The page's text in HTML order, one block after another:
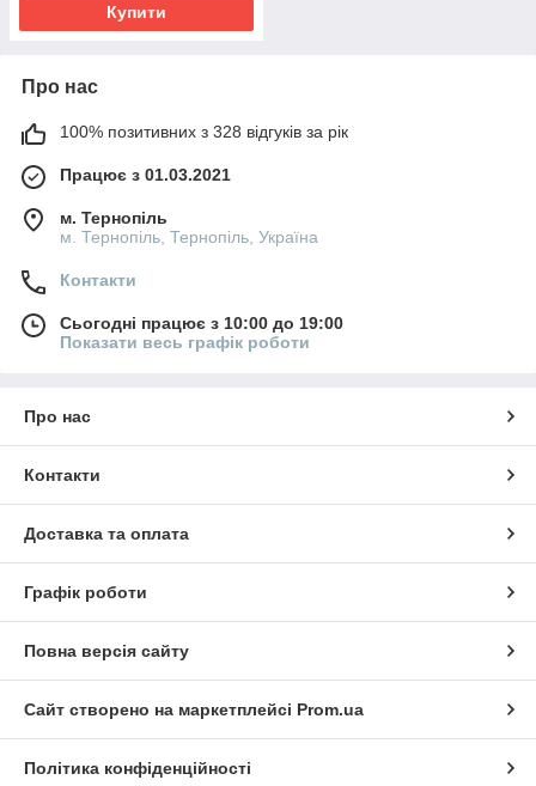
Купити
Про нас
100% позитивних з 328 відгуків за рік
Працює з 01.03.2021
м. Тернопіль
м. Тернопіль, Тернопіль, Україна
Контакти
Сьогодні працює з 10:00 до 19:00
Показати весь графік роботи
Про нас
Контакти
Доставка та оплата
Графік роботи
Повна версія сайту
Сайт створено на маркетплейсі Prom.ua
Політика конфіденційності